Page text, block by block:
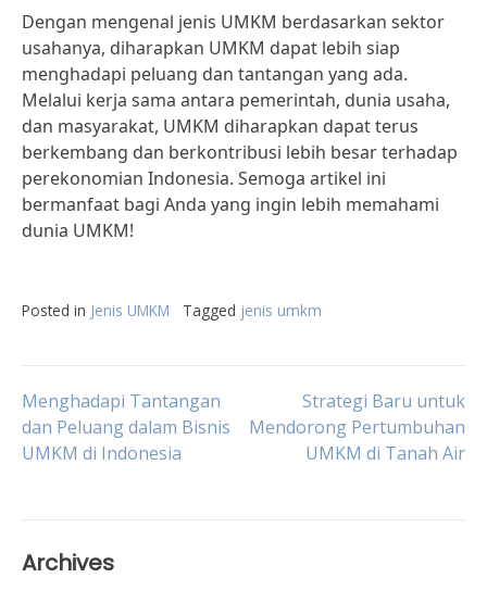
Dengan mengenal jenis UMKM berdasarkan sektor
usahanya, diharapkan UMKM dapat lebih siap
menghadapi peluang dan tantangan yang ada.
Melalui kerja sama antara pemerintah, dunia usaha,
dan masyarakat, UMKM diharapkan dapat terus
berkembang dan berkontribusi lebih besar terhadap
perekonomian Indonesia. Semoga artikel ini
bermanfaat bagi Anda yang ingin lebih memahami
dunia UMKM!
Posted in Jenis UMKM Tagged jenis umkm
Post
navigation
Menghadapi Tantangan
dan Peluang dalam Bisnis
UMKM di Indonesia
Strategi Baru untuk
Mendorong Pertumbuhan
UMKM di Tanah Air
Archives